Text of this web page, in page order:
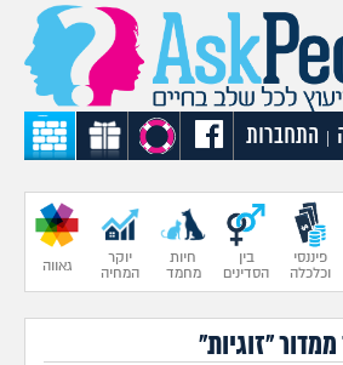
התחברות
פיננסי
וכלכלה
בין
הסדינים
חיות
מחמד
יוקר
המחיה
גאווה
ממדור "זוגיות"